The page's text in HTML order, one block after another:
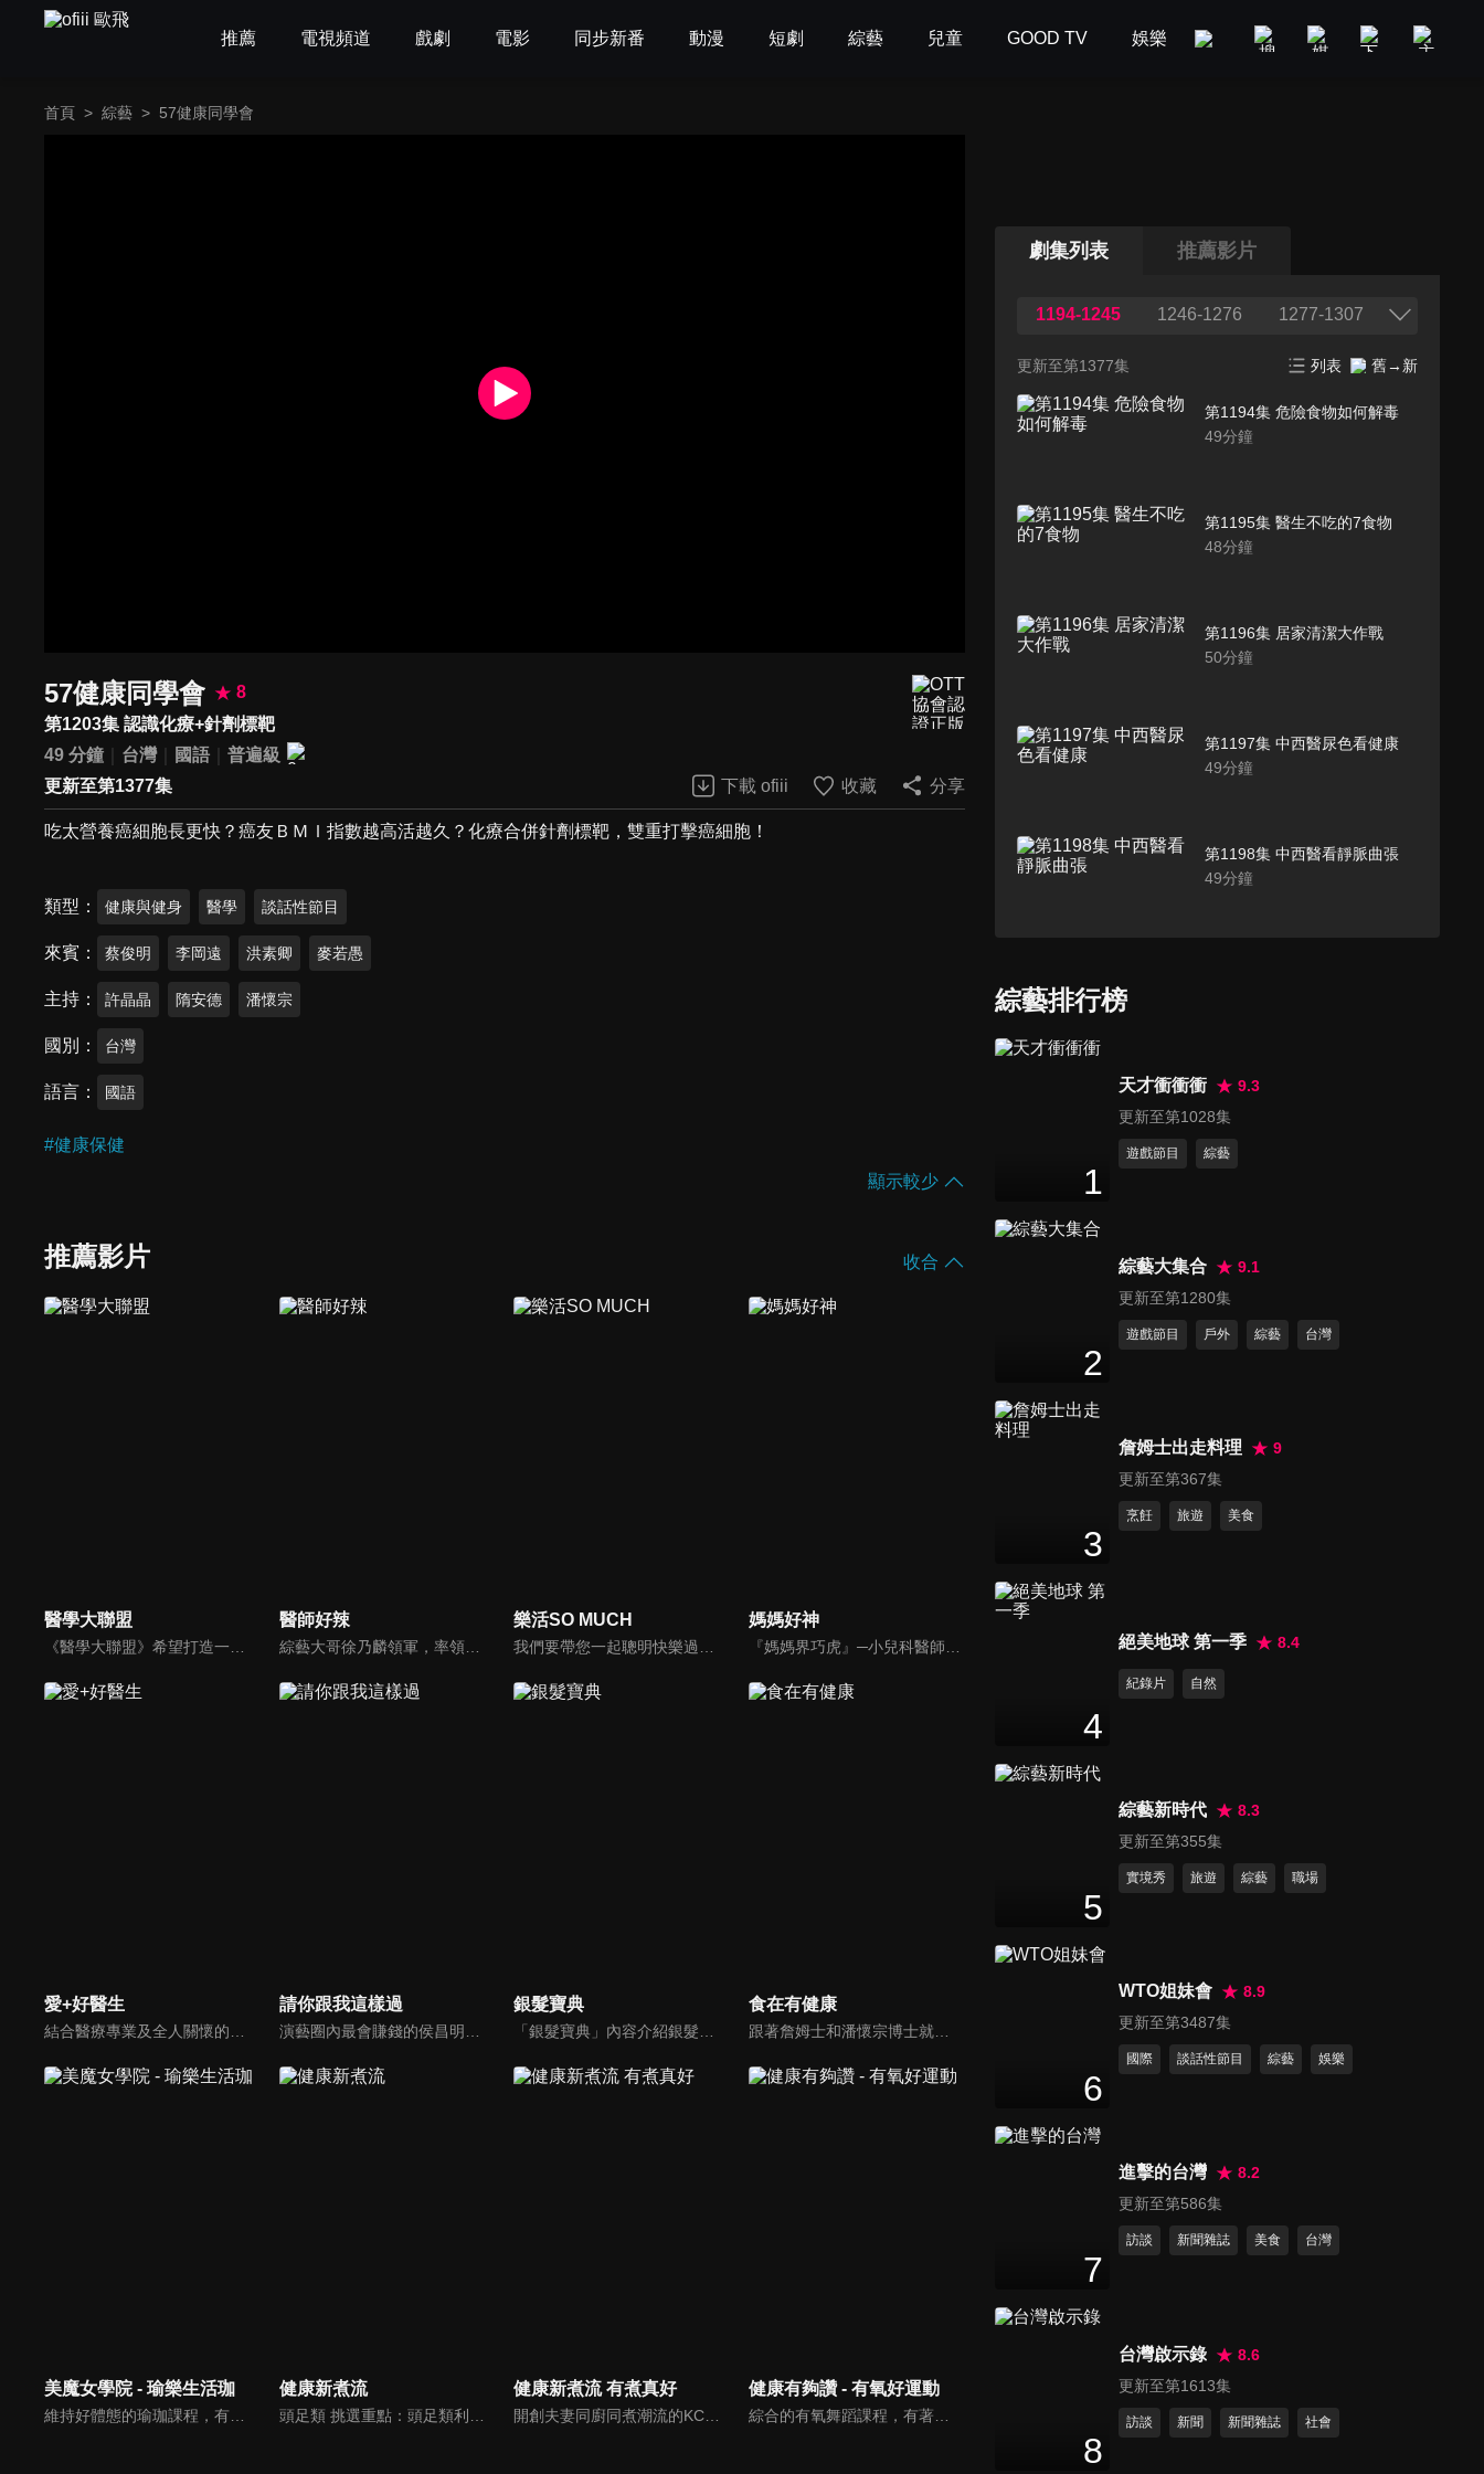
推薦 電視頻道 戲劇 電影 同步新番 動漫 短劇 綜藝 兒童 GOOD TV 娛樂 美食旅遊 新聞政論
首頁 > 綜藝 > 57健康同學會
57健康同學會
8
第1203集 認識化療+針劑標靶
49 分鐘
台灣 國語
普遍級
更新至第1377集
下載 ofiii 收藏 分享
吃太營養癌細胞長更快？癌友ＢＭＩ指數越高活越久？化療合併針劑標靶，雙重打擊癌細胞！
類型 健康與健身 醫學 談話性節目
來賓 蔡俊明 李岡遠 洪素卿 麥若愚
主持 許晶晶 隋安德 潘懷宗
國別 台灣
語言 國語
#健康保健
顯示較少
推薦影片 收合
醫學大聯盟 醫師好辣
綜藝大哥徐乃麟領軍，率領「好辣軍團」挑戰醫界麻辣話題，對上帥哥美女醫師團，不一樣的白色旋風即將登場！以前不敢說的，現在說給你聽，只要你想聽，我們就敢問！沒有不能聊，就怕不夠辣！絕對讓您耳目一新！打破傳統，跳脫框架！挖掘麻辣秘辛！
樂活SO MUCH 媽媽好神
愛+好醫生 請你跟我這樣過 銀髮寶典 食在有健康
跟著詹姆士和潘懷宗博士就能輕鬆學料理！只是品嚐美食之餘，身體健康也要懂得把關，每集都會傳授生活健康資訊，破除一般飲食迷思，讓大家吃得美味、活得健康！
美魔女學院 - 瑜樂生活珈
維持好體態的瑜珈課程，有著豐富的瑜珈姿勢，伸展筋骨舒緩全身疲勞，緊緻肌肉線條，不只能雕塑美美的身材也能夠讓身心靈都暢快健康，跟上我們的腳步一起踏上瑜樂生活珈，輕鬆好上手，快樂享瘦！
健康新煮流
頭足類 挑選重點：頭足類利用清洗時去除內臟可以降低膽固醇的攝取。挑選雙眼清澈明亮，眼球稍微凸出，肉質結實有彈性為佳。身體具透明感，觸腕或是吸盤一碰到活體就會吸附住便是新鮮的。
健康新煮流 有煮真好
開創夫妻同廚同煮潮流的KC夫婦，繼《健康醫食代》後，走出攝影棚，帶大家全台走透透，發掘上帝賞賜的美味食材，內容融合新加坡南洋風和客家純樸味，加上台灣獨特的閩南風情，互相激盪交織出的火花，打造出獨一無二的美食節目。
健康有夠讚 - 有氧好運動
綜合的有氧舞蹈課程，有著多元舞蹈搭配上輕快的音樂，踩踏著有氧的步伐，從頭到腳喚醒身體的肌肉，不只是雕塑美美的身材也能夠讓身心靈都暢快健康，跟上我們的腳步一起踏上有氧好運動，讓你更加活力滿滿，快樂享瘦！
劇集列表 推薦影片
1194-1245 1246-1276 1277-1307
更新至第1377集 列表 舊→新
第1194集 危險食物如何解毒
49分鐘
第1195集 醫生不吃的7食物
48分鐘
第1196集 居家清潔大作戰
50分鐘
第1197集 中西醫尿色看健康
49分鐘
第1198集 中西醫看靜脈曲張
49分鐘
第1200集 私傳挑餐廳5大招
50 分鐘
第1202集 健腦護腦健康新法
第1204集 水的6大驚人事實
49
分鐘
第1207集 人參燕窩怎辨真假
49
分鐘
50
分鐘
第1209集 如何抗疲勞保健康
第1210集 如何逆轉歲月痕跡
50
第1212集 檸檬水攻略祕笈
分鐘
綜藝排行榜
1
天才衝衝衝
9.3
更新至第1028集
遊戲節目 綜藝
2
綜藝大集合
9.1
更新至第1280集
遊戲節目 戶外 綜藝 台灣
3
詹姆士出走料理
9
更新至第367集
烹飪 旅遊 美食
4
絕美地球 第一季 8.4
紀錄片 自然
5
綜藝新時代
8.3
更新至第355集
實境秀 旅遊 綜藝 職場
6
WTO姐妹會
8.9
更新至第3487集
國際 談話性節目 綜藝 娛樂
7
進擊的台灣
8.2
更新至第586集
訪談 新聞雜誌 美食 台灣
8
台灣啟示錄
8.6
更新至第1613集
訪談 新聞 新聞雜誌 社會